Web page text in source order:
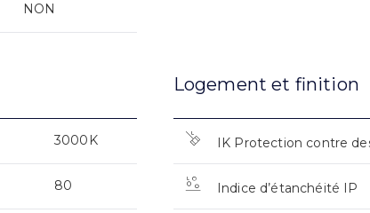
NON
3000K
80
Logement et finition
IK Protection contre
Indice d’étanchéité IP